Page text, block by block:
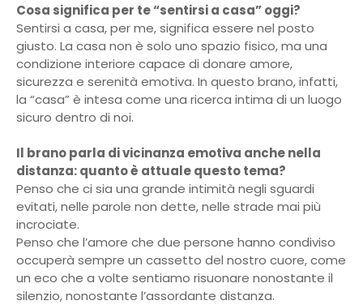
Cosa significa per te “sentirsi a casa” oggi?
Sentirsi a casa, per me, significa essere nel posto
giusto. La casa non è solo uno spazio fisico, ma una
condizione interiore capace di donare amore,
sicurezza e serenità emotiva. In questo brano, infatti,
la “casa” è intesa come una ricerca intima di un luogo
sicuro dentro di noi.
Il brano parla di vicinanza emotiva anche nella
distanza: quanto è attuale questo tema?
Penso che ci sia una grande intimità negli sguardi
evitati, nelle parole non dette, nelle strade mai più
incrociate.
Penso che l’amore che due persone hanno condiviso
occuperà sempre un cassetto del nostro cuore, come
un eco che a volte sentiamo risuonare nonostante il
silenzio, nonostante l’assordante distanza.